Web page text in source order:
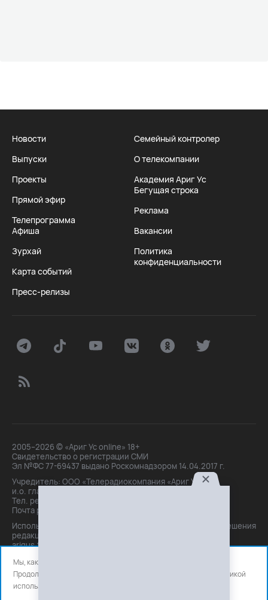
Новости
Выпуски
Проекты
Прямой эфир
Телепрограмма
Афиша
Зурхай
Карта событий
Пресс-релизы
Семейный контролер
О телекомпании
Академия Ариг Ус
Бегущая строка
Реклама
Вакансии
Политика
конфиденциальности
2005–2026 © «Ариг Ус online» 18+
Свидетельство о регистрации СМИ
Эл №ФС 77-69437 выдано Роскомнадзором 14.04.2017 г.
Учредитель: ООО «Телерадиокомпания «Ариг Ус»,
и.о. главного редактора: Маханова О.Б.
Тел. peдakции: +7(3012)21-30-14,
Почта peдakции: editor@arigus.tv
Использование материалов только с письменного разрешения
редакции. При цитировании прямая активная ссылка на
arigus.tv обязательна.
Мы, как и все используем файлы cookie и сервисы аналитики.
Продолжая использовать сайт, вы соглашаетесь с нашей
политикой
использования